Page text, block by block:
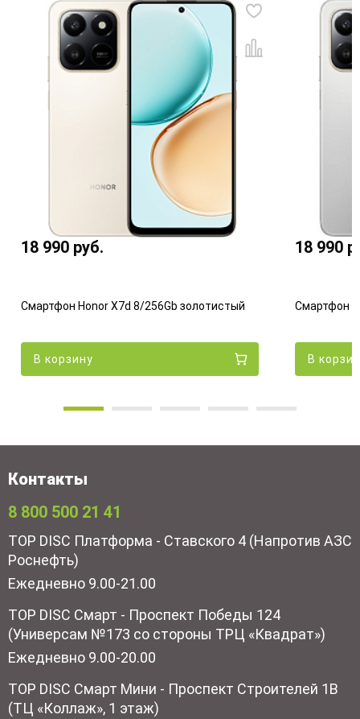
18 990 руб.
Смартфон Honor X7d 8/256Gb золотистый
В корзину
18 990
Смартфон
В
Контакты
8 800 500 21 41
TOP DISC Платформа - Ставского 4 (Напротив АЗС
Роснефть)
Ежедневно 9.00-21.00
TOP DISC Смарт - Проспект Победы 124
(Универсам №173 со стороны ТРЦ «Квадрат»)
Ежедневно 9.00-20.00
TOP DISC Смарт Мини - Проспект Строителей 1В
(ТЦ «Коллаж», 1 этаж)